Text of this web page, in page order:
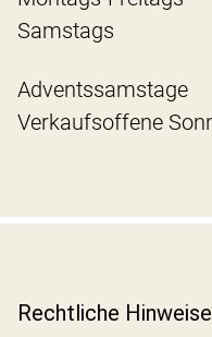
Samstags
Adventssamstage
Verkaufsoffene
Rechtliche Hinweise